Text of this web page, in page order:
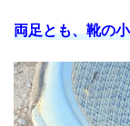
両足とも、靴の